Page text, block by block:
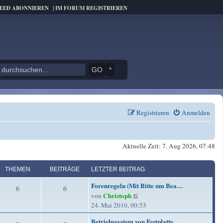
ABONNIEREN |IM FORUM REGISTRIEREN
*
Anmelden
Registrieren
Aktuelle Zeit: 7. Aug 2026, 07:48
THEMEN BEITRÄGE LETZTER BEITRAG
6T
6B
L
e
t
z
t
Forenregeln (Mit Bitte um Bea…
von Christoph
e
u
24. Mai 2010, 00:53
L